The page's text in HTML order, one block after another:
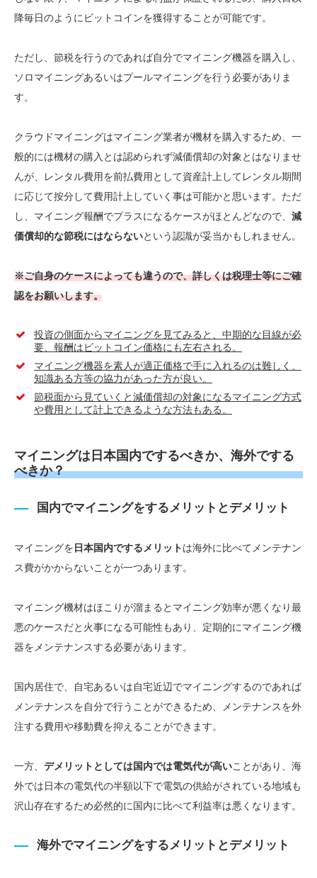
降毎日のようにビットコインを獲得することが可能です。
ただし、節税を行うのであれば自分でマイニング機器を購入し、
ソロマイニングあるいはプールマイニングを行う必要がありま
す。
クラウドマイニングはマイニング業者が機材を購入するため、一
般的には機材の購入とは認められず減価償却の対象とはなりませ
んが、レンタル費用を前払費用として資産計上してレンタル期間
に応じて按分して費用計上していく事は可能かと思います。ただ
し、マイニング報酬でプラスになるケースがほとんどなので、 減
価償却的な節税にはならないという認識が妥当かもしれません。
※ご自身のケースによっても違うので、詳しくは税理士等にご確
認をお願いします。
投資の側面からマイニングを見てみると、中期的な目線が必
要、報酬はビットコイン価格にも左右される。
マイニング機器を素人が適正価格で手に入れるのは難しく、
知識ある方等の協力があった方が良い。
節税面から見ていくと減価償却の対象になるマイニング方式
や費用として計上できるような方法もある。
マイニングは日本国内でするべきか、海外でする
べきか？
国内でマイニングをするメリットとデメリット
マイニングを日本国内でするメリットは海外に比べてメンテナン
ス費がかからないことが一つあります。
マイニング機材はほこりが溜まるとマイニング効率が悪くなり最
悪のケースだと火事になる可能性もあり、定期的にマイニング機
器をメンテナンスする必要があります。
国内居住で、自宅あるいは自宅近辺でマイニングするのであれば
メンテナンスを自分で行うことができるため、メンテナンスを外
注する費用や移動費を抑えることができます。
一方、 デメリットとしては国内では電気代が高いことがあり、海
外では日本の電気代の半額以下で電気の供給がされている地域も
沢山存在するため必然的に国内に比べて利益率は悪くなります。
海外でマイニングをするメリットとデメリット